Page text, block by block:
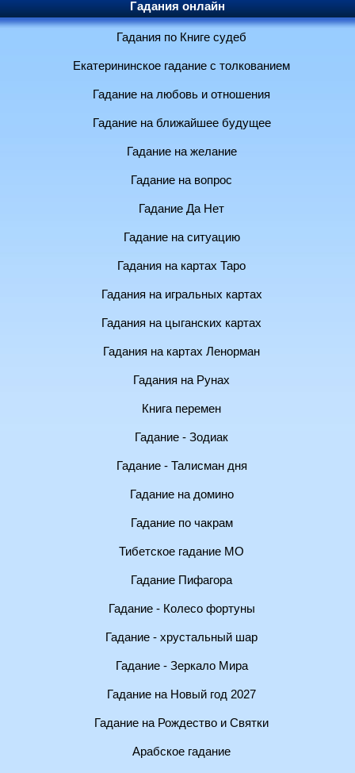
Гадания онлайн
Гадания по Книге судеб
Екатерининское гадание с толкованием
Гадание на любовь и отношения
Гадание на ближайшее будущее
Гадание на желание
Гадание на вопрос
Гадание Да Нет
Гадание на ситуацию
Гадания на картах Таро
Гадания на игральных картах
Гадания на цыганских картах
Гадания на картах Ленорман
Гадания на Рунах
Книга перемен
Гадание - Зодиак
Гадание - Талисман дня
Гадание на домино
Гадание по чакрам
Тибетское гадание МО
Гадание Пифагора
Гадание - Колесо фортуны
Гадание - хрустальный шар
Гадание - Зеркало Мира
Гадание на Новый год 2027
Гадание на Рождество и Святки
Арабское гадание